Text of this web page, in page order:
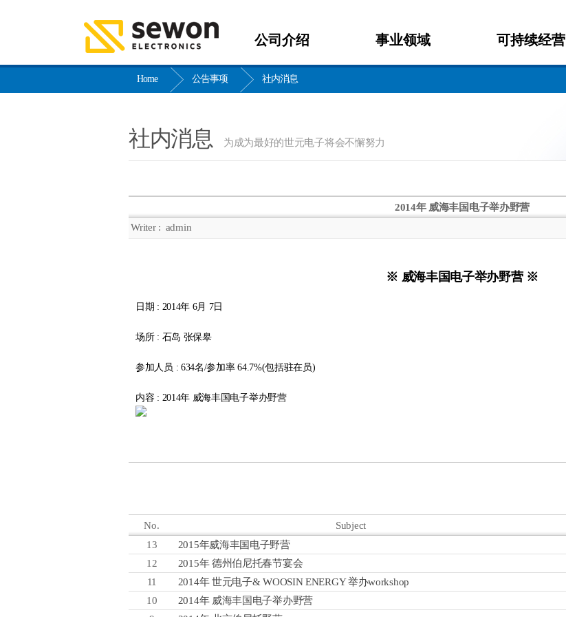
公司介绍 事业领域 可持续经营
Home 公告事项 社内消息
社内消息 为成为最好的世元电子将会不懈努力
2014年 威海丰国电子举办野营
Writer : admin
※ 威海丰国电子举办野营 ※
日期 : 2014年 6月 7日
场所 : 石岛 张保皋
参加人员 : 634名/参加率 64.7%(包括驻在员)
内容 : 2014年 威海丰国电子举办野营
No.
Subject
13
2015年威海丰国电子野营
12
2015年 德州伯尼托春节宴会
11
2014年 世元电子& WOOSIN ENERGY 举办workshop
10
2014年 威海丰国电子举办野营